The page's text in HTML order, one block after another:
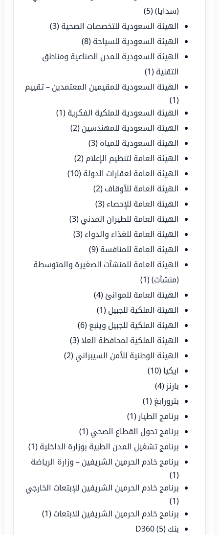
(سدايا)(5)
الهيئة السعودية للتخصصات الصحية (3)
الهيئة السعودية للسياحة (8)
الهيئة السعودية للمدن الصناعية ومناطق
التقنية (1)
الهيئة السعودية للمقيمين المعتمدين – تقييم
(1)
الهيئة السعودية للملكية الفكرية (1)
الهيئة السعودية للمهندسين (2)
الهيئة السعودية للمياه (3)
الهيئة العامة لتنظيم الإعلام (2)
الهيئة العامة لعقارات الدولة (10)
الهيئة العامة للأوقاف (2)
الهيئة العامة للإحصاء (3)
الهيئة العامة للطيران المدني (3)
الهيئة العامة للغذاء والدواء (3)
الهيئة العامة للمنافسة (9)
الهيئة العامة للمنشآت الصغيرة والمتوسطة
(منشآت)(1)
الهيئة العامة للموانئ (4)
الهيئة الملكية للجبيل (1)
الهيئة الملكية للجبيل وينبع (6)
الهيئة الملكية لمحافظة العلا(3)
الهيئة الوطنية للأمن السيبراني (2)
ايكيا (10)
بارنز (4)
بترورابغ (1)
برنامج الطيار (1)
برنامج تحول القطاع الصحي (1)
برنامج تشغيل المدن الطبية بوزارة الداخلية (1)
برنامج خادم الحرمين الشريفين – وزارة الرياضة
(1)
برنامج خادم الحرمين الشريفين للإبتعاث الخارجي
(1)
برنامج خادم الحرمين الشريفين للابتعاث (1)
بنك D360 (5)